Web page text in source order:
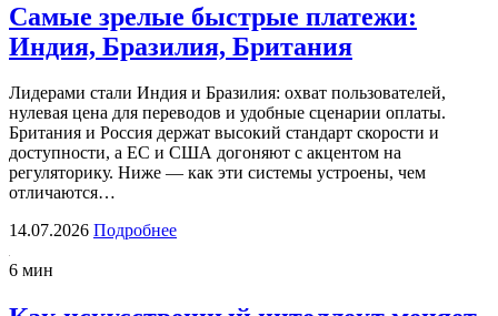
Самые зрелые быстрые платежи:
Индия, Бразилия, Британия
Лидерами стали Индия и Бразилия: охват пользователей,
нулевая цена для переводов и удобные сценарии оплаты.
Британия и Россия держат высокий стандарт скорости и
доступности, а ЕС и США догоняют с акцентом на
регуляторику. Ниже — как эти системы устроены, чем
отличаются…
14.07.2026 Подробнее
6 мин